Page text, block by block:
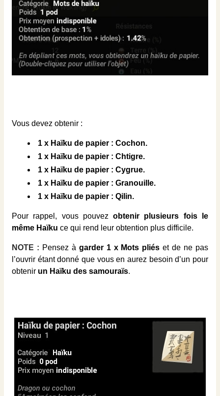
Vous devez obtenir :
1 x Haïku de papier : Cochon.
1 x Haïku de papier : Chtigre.
1 x Haïku de papier : Cygrue.
1 x Haïku de papier : Granouille.
1 x Haïku de papier : Qilin.
Pour rappel, vous pouvezobtenir plusieurs fois le
même Haïku ce qui rend leur obtention plus difficile.
NOTE : Pensez à garder 1 x Mots pliés et de ne pas
l’ouvrir étant donné que vous en aurez besoin d’un pour
obtenir un Haïku des samouraïs.